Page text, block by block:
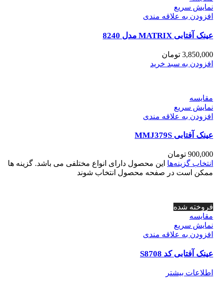
نمایش سریع
افزودن به علاقه مندی
عینک آفتابی MATRIX مدل 8240
3,850,000 تومان
افزودن به سبد خرید
مقايسه
نمایش سریع
افزودن به علاقه مندی
عینک آفتابی MMJ379S
900,000 تومان
انتخاب گزینه‌ها این محصول دارای انواع مختلفی می باشد. گزینه ها
ممکن است در صفحه محصول انتخاب شوند
فروخته شده
مقايسه
نمایش سریع
افزودن به علاقه مندی
عینک آفتابی کد S8708
اطلاعات بیشتر